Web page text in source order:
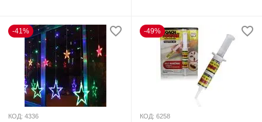
-41%
КОД: 4336
-49%
КОД: 6258